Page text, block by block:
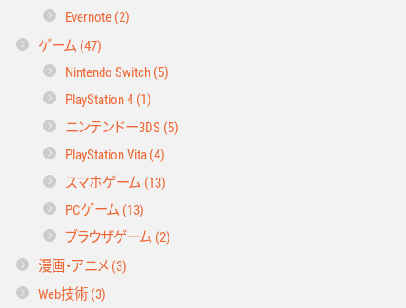
Evernote (2)
ゲーム (47)
Nintendo Switch (5)
PlayStation 4 (1)
ニンテンドー3DS (5)
PlayStation Vita (4)
スマホゲーム (13)
PCゲーム (13)
ブラウザゲーム (2)
漫画・アニメ (3)
Web技術 (3)